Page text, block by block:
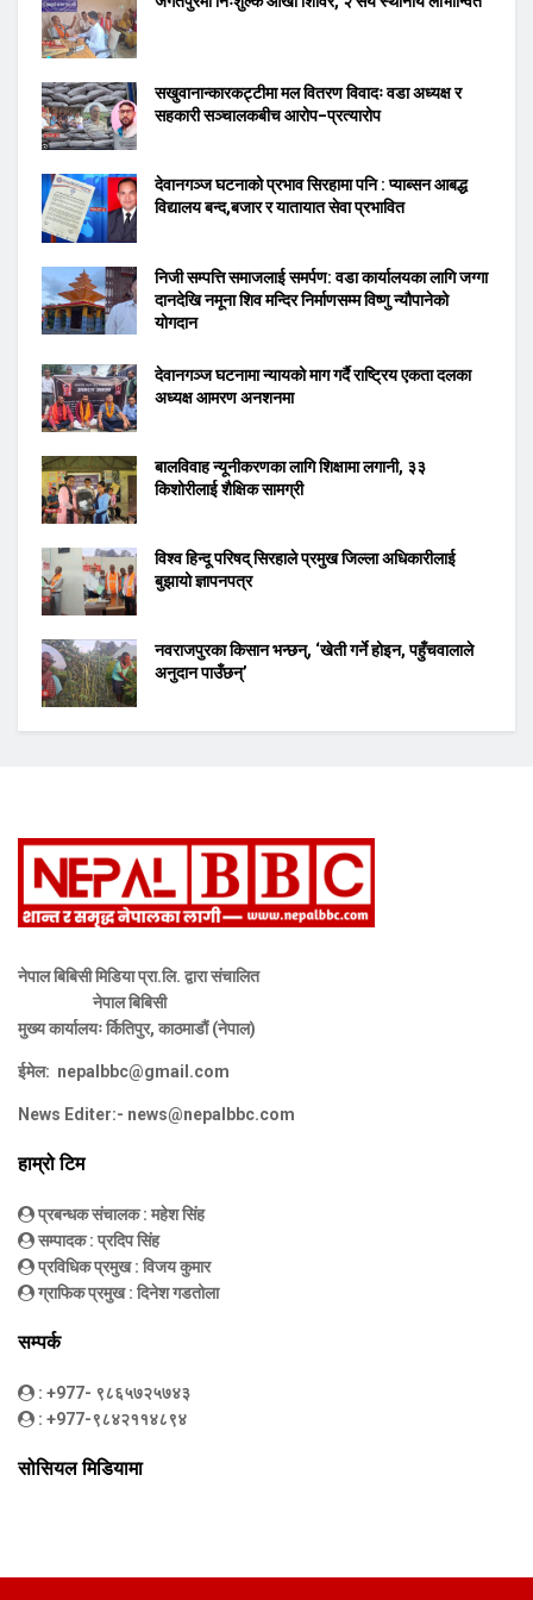
सखुवानान्कारकट्टीमा मल वितरण विवादः वडा अध्यक्ष र
सहकारी सञ्चालकबीच आरोप–प्रत्यारोप
देवानगञ्ज घटनाको प्रभाव सिरहामा पनि : प्याब्सन आबद्ध
विद्यालय बन्द,बजार र यातायात सेवा प्रभावित
निजी सम्पत्ति समाजलाई समर्पण: वडा कार्यालयका लागि जग्गा
दानदेखि नमूना शिव मन्दिर निर्माणसम्म विष्णु न्यौपानेको
योगदान
देवानगञ्ज घटनामा न्यायको माग गर्दै राष्ट्रिय एकता दलका
अध्यक्ष आमरण अनशनमा
बालविवाह न्यूनीकरणका लागि शिक्षामा लगानी, ३३
किशोरीलाई शैक्षिक सामग्री
विश्व हिन्दू परिषद् सिरहाले प्रमुख जिल्ला अधिकारीलाई
बुझायो ज्ञापनपत्र
नवराजपुरका किसान भन्छन्, ‘खेती गर्ने होइन, पहुँचवालाले
अनुदान पाउँछन्’
नेपाल बिबिसी मिडिया प्रा.लि. द्वारा संचालित
नेपाल बिबिसी
मुख्य कार्यालयः र्कितिपुर, काठमाडौं (नेपाल)
ईमेल: nepalbbc@gmail.com
News Editer:- news@nepalbbc.com
हाम्रो टिम
प्रबन्धक संचालक: महेश सिंह
सम्पादक: प्रदिप सिंह
प्रविधिक प्रमुख: विजय कुमार
ग्राफिक प्रमुख: दिनेश गडतोला
सम्पर्क
: +977- ९८६५७२५७४३
: +977-९८४२११४८९४
सोसियल मिडियामा